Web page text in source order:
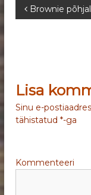
N
i
g
e
Brownie
Lisa
Sinu e-
tähistatud*-ga
Kommenteeri